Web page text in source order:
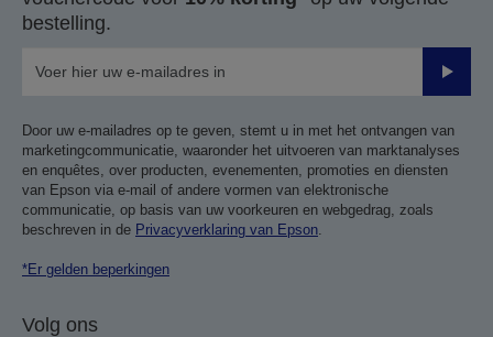
bestelling.
Door uw e-mailadres op te geven, stemt u in met het ontvangen van
marketingcommunicatie, waaronder het uitvoeren van marktanalyses
en enquêtes, over producten, evenementen, promoties en diensten
van Epson via e-mail of andere vormen van elektronische
communicatie, op basis van uw voorkeuren en webgedrag, zoals
beschreven in de Privacyverklaring van Epson.
*Er gelden beperkingen
Volg ons